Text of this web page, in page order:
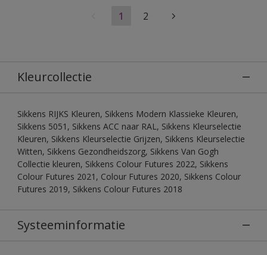
1 2
Kleurcollectie
Sikkens RIJKS Kleuren, Sikkens Modern Klassieke Kleuren,
Sikkens 5051, Sikkens ACC naar RAL, Sikkens Kleurselectie
Kleuren, Sikkens Kleurselectie Grijzen, Sikkens Kleurselectie
Witten, Sikkens Gezondheidszorg, Sikkens Van Gogh
Collectie kleuren, Sikkens Colour Futures 2022, Sikkens
Colour Futures 2021, Colour Futures 2020, Sikkens Colour
Futures 2019, Sikkens Colour Futures 2018
Systeeminformatie